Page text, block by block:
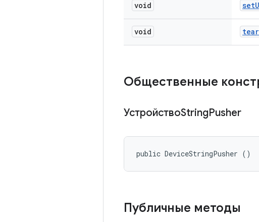
void set
void tear
Общественные
УстройствоStringPusher
public DeviceStringPusher ()
Публичные методы